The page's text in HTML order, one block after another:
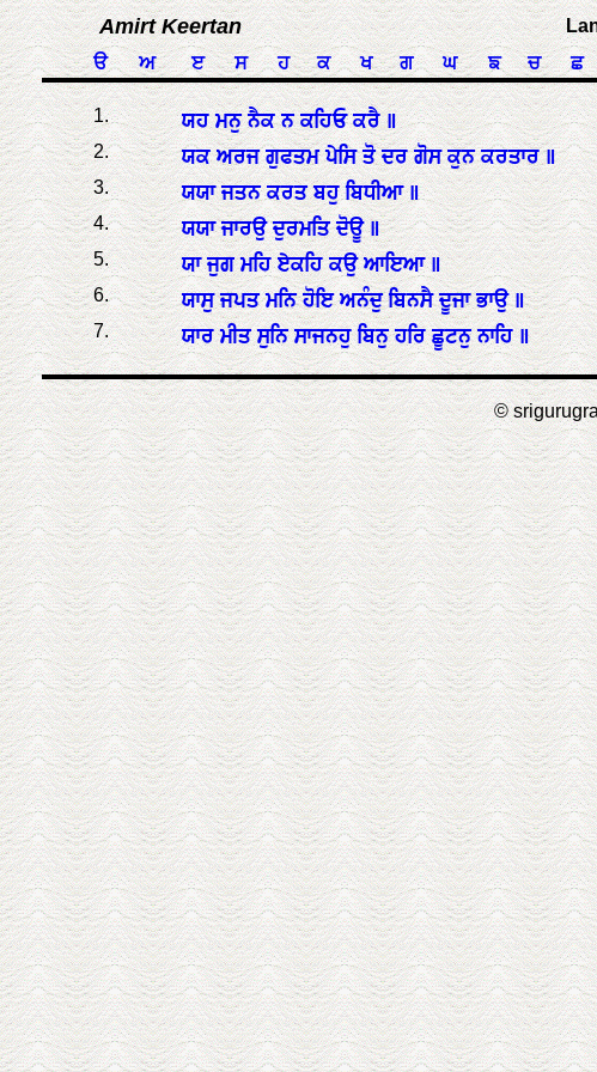
Amirt Keertan
ੳ
ਅ ੲ ਸ ਹ ਕ ਖ ਗ ਘ ਙ ਚ ਛ
1. ਯਹ ਮਨੁ ਨੈਕ ਨ ਕਹਿਓ ਕਰੈ ॥
2. ਯਕ ਅਰਜ ਗੁਫਤਮ ਪੇਸਿ ਤੋ ਦਰ ਗੋਸ ਕੁਨ ਕਰਤਾਰ ॥
3. ਯਯਾ ਜਤਨ ਕਰਤ ਬਹੁ ਬਿਧੀਆ ॥
4. ਯਯਾ ਜਾਰਉ ਦੁਰਮਤਿ ਦੋਊ ॥
5. ਯਾ ਜੁਗ ਮਹਿ ਏਕਹਿ ਕਉ ਆਇਆ ॥
6. ਯਾਸੁ ਜਪਤ ਮਨਿ ਹੋਇ ਅਨੰਦੁ ਬਿਨਸੈ ਦੂਜਾ ਭਾਉ ॥
7. ਯਾਰ ਮੀਤ ਸੁਨਿ ਸਾਜਨਹੁ ਬਿਨੁ ਹਰਿ ਛੂਟਨੁ ਨਾਹਿ ॥
©